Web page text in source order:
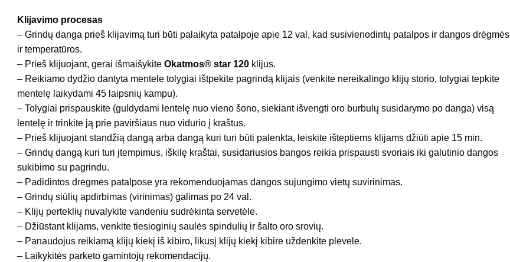
Klijavimo procesas
– Grindų danga prieš klijavimą turi būti palaikyta patalpoje apie 12 val, kad susivienodintų patalpos ir dangos drėgmės
ir temperatūros.
– Prieš klijuojant, gerai išmaišykite Okatmos® star 120 klijus.
– Reikiamo dydžio dantyta mentele tolygiai ištpekite pagrindą klijais (venkite nereikalingo klijų storio, tolygiai tepkite
mentelę laikydami 45 laipsnių kampu).
– Tolygiai prispauskite (guldydami lentelę nuo vieno šono, siekiant išvengti oro burbulų susidarymo po danga) visą
lentelę ir trinkite ją prie paviršiaus nuo vidurio į kraštus.
– Prieš klijuojant standžią dangą arba dangą kuri turi būti palenkta, leiskite išteptiems klijams džiūti apie 15 min.
– Grindų dangą kuri turi įtempimus, iškilę kraštai, susidariusios bangos reikia prispausti svoriais iki galutinio dangos
sukibimo su pagrindu.
– Padidintos drėgmės patalpose yra rekomenduojamas dangos sujungimo vietų suvirinimas.
– Grindų siūlių apdirbimas (virinimas) galimas po 24 val.
– Klijų perteklių nuvalykite vandeniu sudrėkinta servetėle.
– Džiūstant klijams, venkite tiesioginių saulės spindulių ir šalto oro srovių.
– Panaudojus reikiamą klijų kiekį iš kibiro, likusį klijų kiekį kibire uždenkite plėvele.
– Laikykitės parketo gamintojų rekomendacijų.